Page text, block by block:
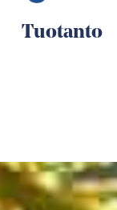
Tuotanto